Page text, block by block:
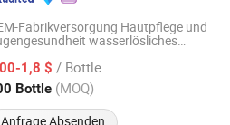
Fabrikversorgung Hautpflege und
wasserlösliches
1,8 $ / Bottle
Bottle (MOQ)
Anfrage Absenden
Co., Ltd.
Seit 2021